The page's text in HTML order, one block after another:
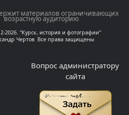
материалов ограничивающих
возрастную аудиторию
2026. "Курск, история и фотографии"
Чертов Все права защищены
Вопрос администратору
сайта